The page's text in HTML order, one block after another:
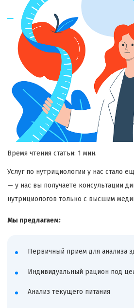
Время чтения статьи: 1 мин.
Услуг по нутрициологии у нас стало
— у нас вы получаете консультации
нутрициологов только с высшим
Мы предлагаем:
Первичный прием для анализа
Индивидуальный рацион под
Анализ текущего питания
Я согласен на обработку моих